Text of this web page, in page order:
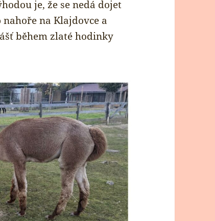
je, že se nedá dojet
na Klajdovce a
během zlaté hodinky